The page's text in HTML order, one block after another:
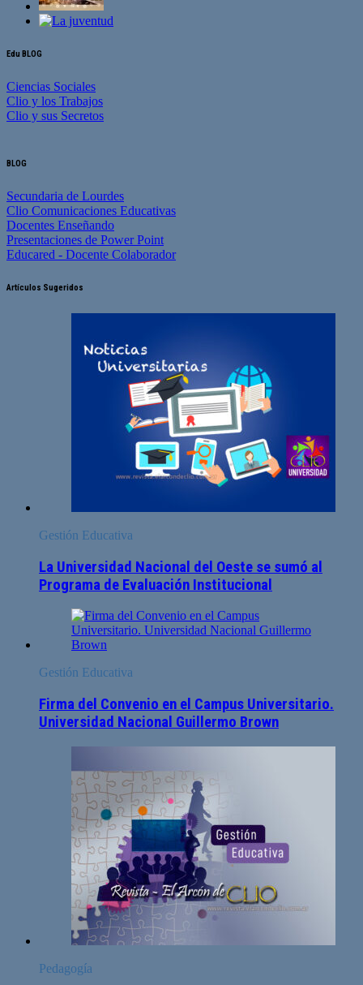
Edu BLOG
Ciencias Sociales
Clio y los Trabajos
Clio y sus Secretos
BLOG
Secundaria de Lourdes
Clio Comunicaciones Educativas
Docentes Enseñando
Presentaciones de Power Point
Educared - Docente Colaborador
Artículos Sugeridos
Gestión Educativa
La Universidad Nacional del Oeste se sumó al
Programa de Evaluación Institucional
Gestión Educativa
Firma del Convenio en el Campus Universitario.
Universidad Nacional Guillermo Brown
Pedagogía